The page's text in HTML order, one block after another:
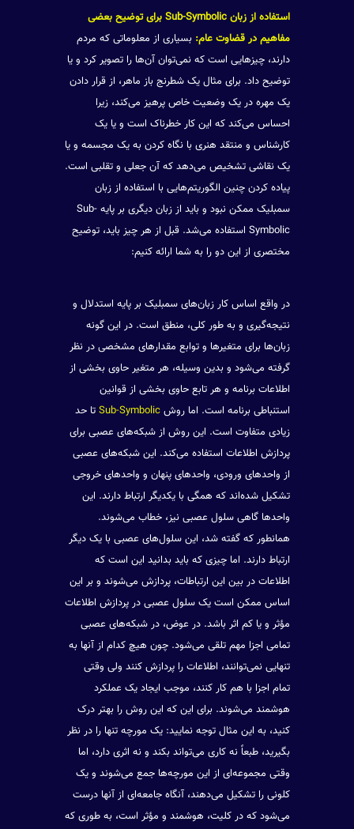
استفاده از زبان Sub-Symbolic برای توضیح بعضی
مفاهیم در قضاوت عام: بسیاری از معلوماتی که مردم
دارند، چیزهایی است که نمی‌توان آن‌ها را تصویر کرد و یا
توضیح داد. برای مثال یک شطرنج باز ماهر، از قرار دادن
یک مهره در یک وضعیت خاص پرهیز می‌کند، زیرا
احساس می‌کند که این کار خطرناک است و یا یک
کارشناس و منتقد هنری با نگاه کردن به یک مجسمه و یا
یک نقاشی تشخیص می‌دهد که آن جعلی و تقلبی است.
پیاده کردن چنین الگوریتم‌هایی با استفاده از زبان
سمبلیک ممکن نبود و باید از زبان دیگری بر پایه Sub-
Symbolic استفاده می‌شد. قبل از هر چیز باید، توضیح
مختصری از این دو را به شما ارائه کنیم:
در واقع اساس کار زبان‌های سمبلیک بر پایه استدلال و
نتیجه‌گیری و به طور کلی، منطق است. در این گونه
زبان‌ها برای متغیرها و توابع مقدارهای مشخصی در نظر
گرفته می‌شود و بدین وسیله، هر متغیر حاوی بخشی از
اطلاعات برنامه و هر تابع حاوی بخشی از قوانین
استنباطی برنامه است. اما روش Sub-Symbolicتا حد
زیادی متفاوت است. این روش از شبکه‌های عصبی برای
پردازش اطلاعات استفاده می‌کند. این شبکه‌های عصبی
از واحدهای ورودی، واحدهای پنهان و واحدهای خروجی
تشکیل شده‌اند که همگی با یکدیگر ارتباط دارند. این
واحدها گاهی سلول عصبی نیز، خطاب می‌شوند.
همانطور که گفته شد، این سلول‌های عصبی با یک دیگر
ارتباط دارند. اما چیزی که باید بدانید این است که
اطلاعات در بین این ارتباطات، پردازش می‌شوند و بر این
اساس ممکن است یک سلول عصبی در پردازش اطلاعات
مؤثر و یا کم اثر باشد. در عوض، در شبکه‌های عصبی
تمامی اجزا مهم تلقی می‌شود. چون هیچ کدام از آنها به
تنهایی نمی‌توانند، اطلاعات را پردازش کنند ولی وقتی
تمام اجزا با هم کار کنند، موجب ایجاد یک عملکرد
هوشمند می‌شوند. برای این که این روش را بهتر درک
کنید، به این مثال توجه نمایید: یک مورچه تنها را در نظر
بگیرید، طبعاً نه کاری می‌تواند بکند و نه اثری دارد، اما
وقتی مجموعه‌ای از این مورچه‌ها جمع می‌شوند و یک
کلونی را تشکیل می‌دهند، آنگاه جامعه‌ای از آنها درست
می‌شود که در کلیت، هوشمند و مؤثر است، به طوری که